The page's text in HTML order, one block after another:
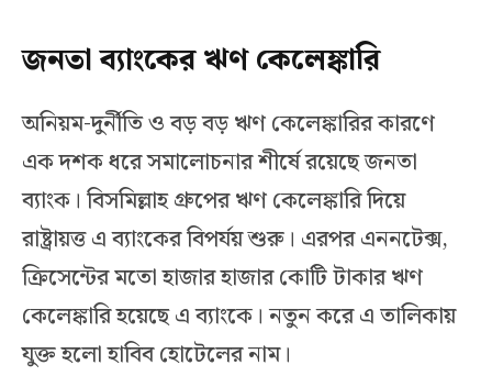
জনতা ব্যাংকের ঋণ কেলেঙ্কারি
অনিয়ম-দুর্নীতি ও বড় বড় ঋণ কেলেঙ্কারির কারণে
এক দশক ধরে সমালোচনার শীর্ষে রয়েছে জনতা
ব্যাংক। বিসমিল্লাহ গ্রুপের ঋণ কেলেঙ্কারি দিয়ে
রাষ্ট্রায়ত্ত এ ব্যাংকের বিপর্যয় শুরু। এরপর এননটেক্স,
ক্রিসেন্টের মতো হাজার হাজার কোটি টাকার ঋণ
কেলেঙ্কারি হয়েছে এ ব্যাংকে। নতুন করে এ তালিকায়
যুক্ত হলো হাবিব হোটেলের নাম।